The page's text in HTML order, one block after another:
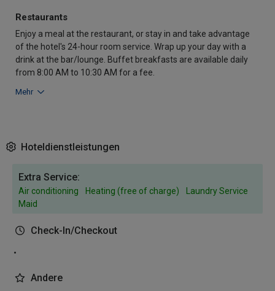
Restaurants
Enjoy a meal at the restaurant, or stay in and take advantage
of the hotel's 24-hour room service. Wrap up your day with a
drink at the bar/lounge. Buffet breakfasts are available daily
from 8:00 AM to 10:30 AM for a fee.
Mehr
Hoteldienstleistungen
Extra Service:
Air conditioning Heating (free of charge)
Laundry Service
Maid
Check-In/Checkout
Andere